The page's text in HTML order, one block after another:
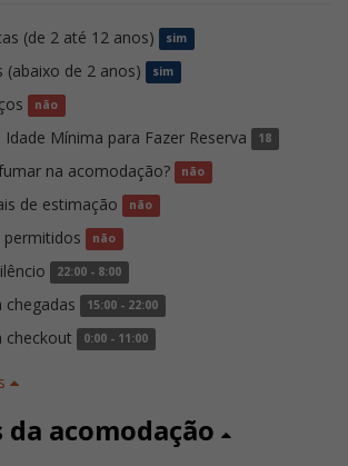
(de 2 até 12 anos) sim
(abaixo de 2 anos) sim
não
Idade Mínima para Fazer Reserva 18
na acomodação? não
de estimação não
permitidos não
22:00 - 8:00
chegadas 15:00 - 22:00
checkout 0:00 - 11:00
acomodação